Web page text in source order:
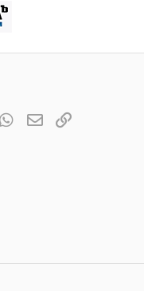
WhatsAppЭлектронная почта
Ссылка